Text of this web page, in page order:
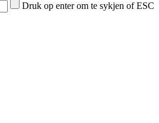
Druk op enter om te sykjen of ESC